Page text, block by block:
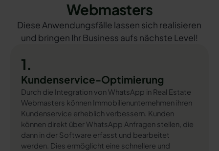
Webmasters
Diese Anwendungsfälle lassen sich realisieren
und bringen Ihr Business aufs nächste Level!
1.
Kundenservice-Optimierung
Durch die Integration von WhatsApp in Real Estate
Webmasters können Immobilienunternehmen ihren
Kundenservice erheblich verbessern. Kunden
können direkt über WhatsApp Anfragen stellen, die
dann in der Software erfasst und bearbeitet
werden. Dies ermöglicht eine schnellere und